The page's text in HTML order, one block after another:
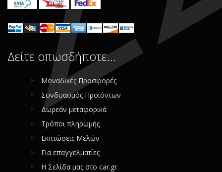
Δείτε οπωσδήποτε…
Μοναδικές Προσφορές
Συνδυασμός Προϊόντων
Δωρεάν μεταφορικά
Τρόποι πληρωμής
Εκπτώσεις Μελών
Για επαγγελματίες
Η Σελίδα μας στο car.gr